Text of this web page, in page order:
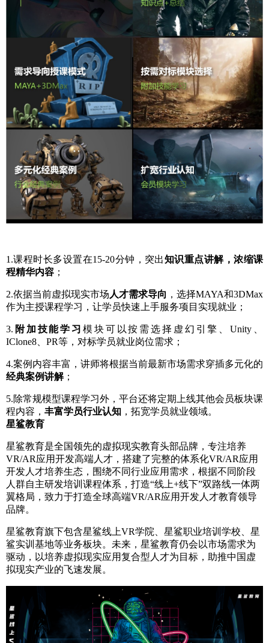
1.课程时长多设置在15-20分钟，突出知识重点讲解，浓缩课
程精华内容 ；
2.依据当前虚拟现实市场 人才需求导向 ，选择MAYA和3DMax
作为主授课程学习，让学员快速上手服务项目实现就业；
3. 附加技能学习 模块可以按需选择虚幻引擎、Unity、
IClone8、PR等，对标学员就业岗位需求；
4.案例内容丰富，讲师将根据当前最新市场需求穿插多元化的
经典案例讲解 ；
5.除常规模型课程学习外，平台还将定期上线其他会员板块课
程内容， 丰富学员行业认知 ，拓宽学员就业领域。
星鲨教育
星鲨教育是全国领先的虚拟现实教育头部品牌，专注培养
VR/AR应用开发高端人才，搭建了完整的体系化VR/AR应用
开发人才培养生态，围绕不同行业应用需求，根据不同阶段
人群自主研发培训课程体系，打造“线上+线下”双路线一体两
翼格局，致力于打造全球高端VR/AR应用开发人才教育领导
品牌。
星鲨教育旗下包含星鲨线上VR学院、星鲨职业培训学校、星
鲨实训基地等业务板块。未来，星鲨教育仍会以市场需求为
驱动，以培养虚拟现实应用复合型人才为目标，助推中国虚
拟现实产业的飞速发展。